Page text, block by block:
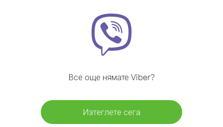
Все още нямате Viber?
Изтеглете сега